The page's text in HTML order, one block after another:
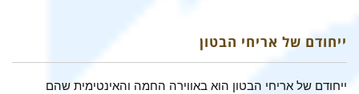
ייחודם של אריחי הבטון
ייחודם של אריחי הבטון הוא באווירה החמה והאינטימית שהם